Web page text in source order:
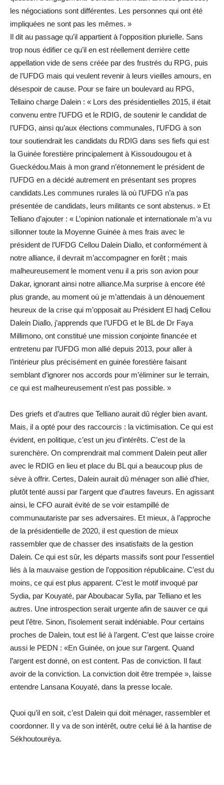
les négociations sont différentes. Les personnes qui ont été
impliquées ne sont pas les mêmes. »
Il dit au passage qu’il appartient à l’opposition plurielle. Sans
trop nous édifier ce qu’il en est réellement derrière cette
appellation vide de sens créée par des frustrés du RPG, puis
de l’UFDG mais qui veulent revenir à leurs vieilles amours, en
désespoir de cause. Pour se faire un boulevard au RPG,
Tellaino charge Dalein : « Lors des présidentielles 2015, il était
convenu entre l’UFDG et le RDIG, de soutenir le candidat de
l’UFDG, ainsi qu’aux élections communales, l’UFDG à son
tour soutiendrait les candidats du RDIG dans ses fiefs qui est
la Guinée forestière principalement à Kissoudougou et à
Gueckédou.Mais à mon grand n’étonnement le président de
l’UFDG en a décidé autrement en présentant ses propres
candidats.Les communes rurales là où l’UFDG n’a pas
présentée de candidats, leurs militants ce sont abstenus. » Et
Telliano d’ajouter : « L’opinion nationale et internationale m’a vu
sillonner toute la Moyenne Guinée à mes frais avec le
président de l’UFDG Cellou Dalein Diallo, et conformément à
notre alliance, il devrait m’accompagner en forêt ; mais
malheureusement le moment venu il a pris son avion pour
Dakar, ignorant ainsi notre alliance.Ma surprise à encore été
plus grande, au moment où je m’attendais à un dénouement
heureux de la crise qui m’opposait au Président El hadj Cellou
Dalein Diallo, j’apprends que l’UFDG et le BL de Dr Faya
Millimono, ont constitué une mission conjointe financée et
entretenu par l’UFDG mon allié depuis 2013, pour aller à
l’intérieur plus précisément en guinée forestière faisant
semblant d’ignorer nos accords pour m’éliminer sur le terrain,
ce qui est malheureusement n’est pas possible. »
Des griefs et d’autres que Telliano aurait dû régler bien avant.
Mais, il a opté pour des raccourcis : la victimisation. Ce qui est
évident, en politique, c’est un jeu d’intérêts. C’est de la
surenchère. On comprendrait mal comment Dalein peut aller
avec le RDIG en lieu et place du BL qui a beaucoup plus de
sève à offrir. Certes, Dalein aurait dû ménager son allié d’hier,
plutôt tenté aussi par l’argent que d’autres faveurs. En agissant
ainsi, le CFO aurait évité de se voir estampillé de
communautariste par ses adversaires. Et mieux, à l’approche
de la présidentielle de 2020, il est question de mieux
rassembler que de chasser des insatisfaits de la gestion
Dalein. Ce qui est sûr, les départs massifs sont pour l’essentiel
liés à la mauvaise gestion de l’opposition républicaine. C’est du
moins, ce qui est plus apparent. C’est le motif invoqué par
Sydia, par Kouyaté, par Aboubacar Sylla, par Telliano et les
autres. Une introspection serait urgente afin de sauver ce qui
peut l’être. Sinon, l’isolement serait indéniable. Pour certains
proches de Dalein, tout est lié à l’argent. C’est que laisse croire
aussi le PEDN : «En Guinée, on joue sur l’argent. Quand
l’argent est donné, on est content. Pas de conviction. Il faut
avoir de la conviction. La conviction doit être trempée », laisse
entendre Lansana Kouyaté, dans la presse locale.
Quoi qu’il en soit, c’est Dalein qui doit ménager, rassembler et
coordonner. Il y va de son intérêt, outre celui lié à la hantise de
Sékhoutouréya.